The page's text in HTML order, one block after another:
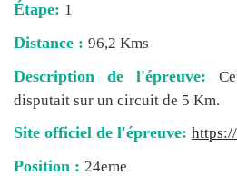
Étape: 1
Distance : 96,2 Kms
Description de l'épreuve:
disputait sur un circuit de 5 Km.
Site officiel de l'épreuve:
Position : 24eme